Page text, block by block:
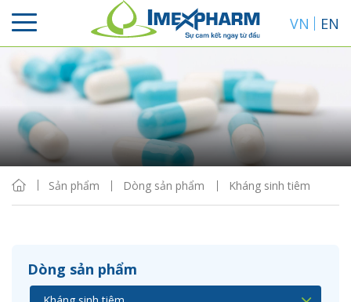
VN EN
Sản phẩm Dòng sản phẩm Kháng sinh tiêm
Dòng sản phẩm
Sắp xếp
Hiển thị